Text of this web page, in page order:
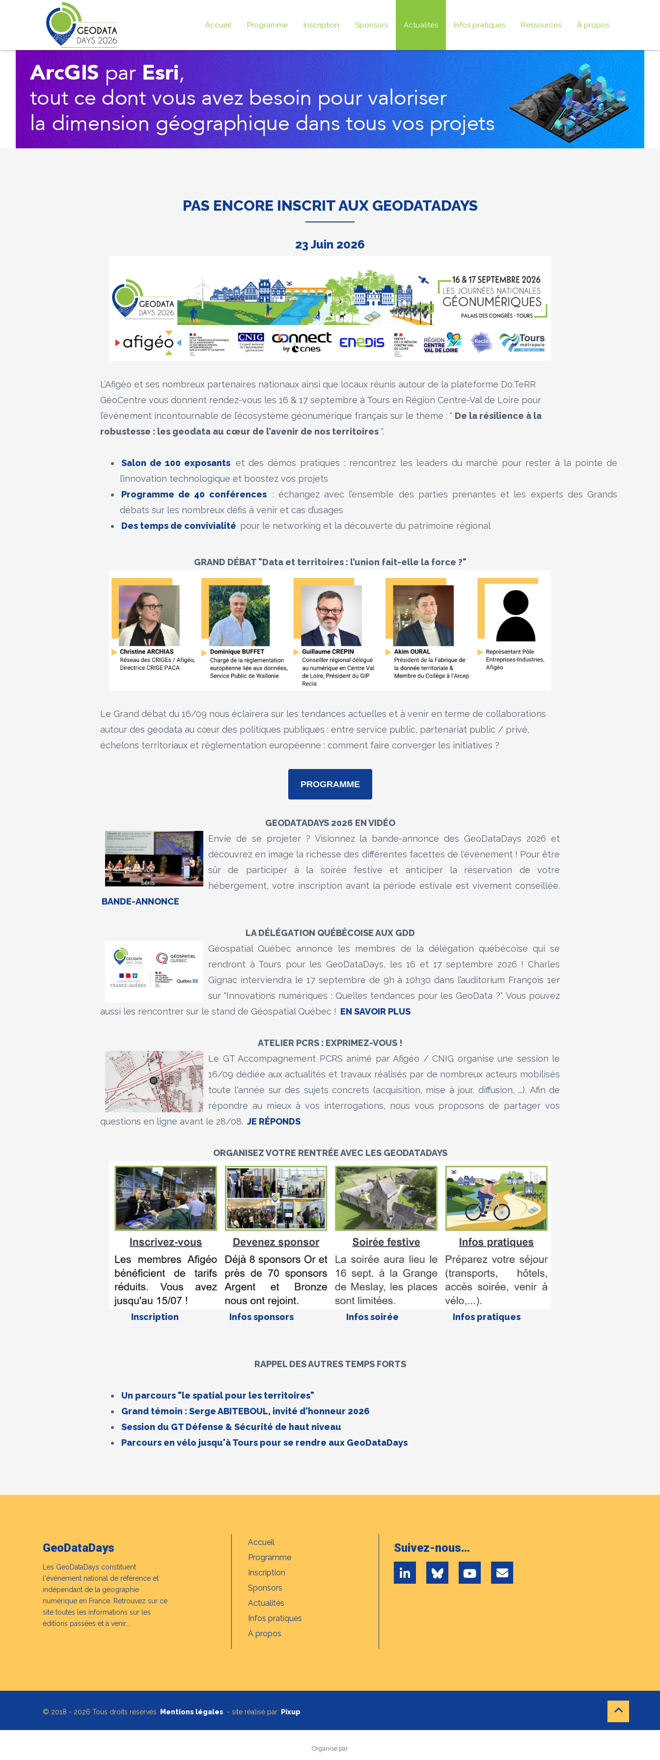
Accueil Programme Inscription Sponsors Actualités Infos pratiques Ressources À propos
PAS ENCORE INSCRIT AUX GEODATADAYS
23 Juin 2026
L’Afigéo et ses nombreux partenaires nationaux ainsi que locaux réunis autour de la plateforme Do.TeRR
GéoCentre vous donnent rendez-vous les 16 & 17 septembre à Tours en Région Centre-Val de Loire pour
l’évènement incontournable de l’écosystème géonumérique français sur le thème : " De la résilience à la
robustesse : les geodata au cœur de l’avenir de nos territoires ".
Salon de 100 exposants et des démos pratiques : rencontrez les leaders du marché pour rester à la pointe de
l’innovation technologique et boostez vos projets
Programme de 40 conférences : échangez avec l’ensemble des parties prenantes et les experts des Grands
débats sur les nombreux défis à venir et cas d’usages
Des temps de convivialité pour le networking et la découverte du patrimoine régional
GRAND DÉBAT "Data et territoires : l’union fait-elle la force ?"
Le Grand débat du 16/09 nous éclairera sur les tendances actuelles et à venir en terme de collaborations
autour des geodata au cœur des politiques publiques : entre service public, partenariat public / privé,
échelons territoriaux et réglementation européenne : comment faire converger les initiatives ?
PROGRAMME
GEODATADAYS 2026 EN VIDÉO
Envie de se projeter ? Visionnez la bande-annonce des GeoDataDays 2026 et
découvrez en image la richesse des différentes facettes de l'évènement ! Pour être
sûr de participer à la soirée festive et anticiper la réservation de votre
hébergement, votre inscription avant la période estivale est vivement conseillée.
BANDE-ANNONCE
LA DÉLÉGATION QUÉBÉCOISE AUX GDD
Géospatial Québec annonce les membres de la délégation québécoise qui se
rendront à Tours pour les GeoDataDays, les 16 et 17 septembre 2026 ! Charles
Gignac interviendra le 17 septembre de 9h à 10h30 dans l’auditorium François 1er
sur "Innovations numériques : Quelles tendances pour les GeoData ?". Vous pouvez
aussi les rencontrer sur le stand de Géospatial Québec ! EN SAVOIR PLUS
ATELIER PCRS : EXPRIMEZ-VOUS !
Le GT Accompagnement PCRS animé par Afigéo / CNIG organise une session le
16/09 dédiée aux actualités et travaux réalisés par de nombreux acteurs mobilisés
toute l'année sur des sujets concrets (acquisition, mise à jour, diffusion, ...). Afin de
répondre au mieux à vos interrogations, nous vous proposons de partager vos
questions en ligne avant le 28/08. JE RÉPONDS
ORGANISEZ VOTRE RENTRÉE AVEC LES GEODATADAYS
Inscription Infos sponsors Infos soirée Infos pratiques
RAPPEL DES AUTRES TEMPS FORTS
Un parcours "le spatial pour les territoires"
Grand témoin : Serge ABITEBOUL, invité d'honneur 2026
Session du GT Défense & Sécurité de haut niveau
Parcours en vélo jusqu'à Tours pour se rendre aux GeoDataDays
GeoDataDays
Les GeoDataDays constituent
l'événement national de référence et
indépendant de la géographie
numérique en France. Retrouvez sur ce
site toutes les informations sur les
éditions passées et à venir...
Accueil
Programme
Inscription
Sponsors
Actualités
Infos pratiques
À propos
Suivez-nous...
© 2018 - 2026 Tous droits réservés Mentions légales - site réalisé par Pixup
Organisé par